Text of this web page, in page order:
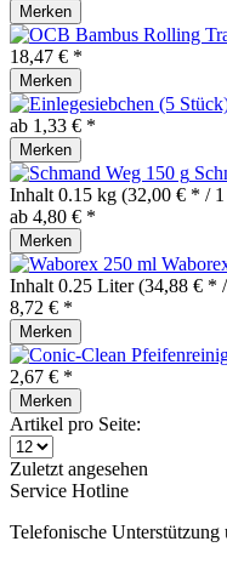
Merken
18,47 € *
Merken
ab 1,33 € *
Merken
Inhalt 0.15 kg (32,00 € * /
ab 4,80 € *
Merken
Inhalt 0.25 Liter(34,88 € *
8,72 € *
Merken
2,67 € *
Merken
Artikel pro Seite:
Zuletzt angesehen
Service Hotline
Telefonische Unterstützung